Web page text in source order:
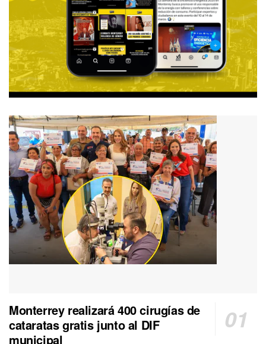
Monterrey realizará 400 cirugías de
cataratas gratis junto al DIF
municipal